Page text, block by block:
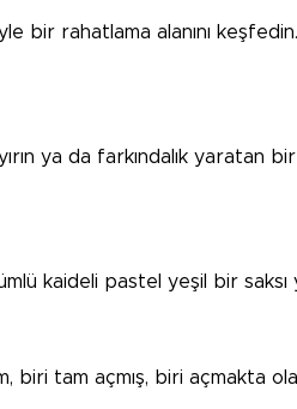
bir rahatlama alanını
ya da farkındalık yaratan
kaideli pastel yeşil bir saksı
biri tam açmış, biri açmakta